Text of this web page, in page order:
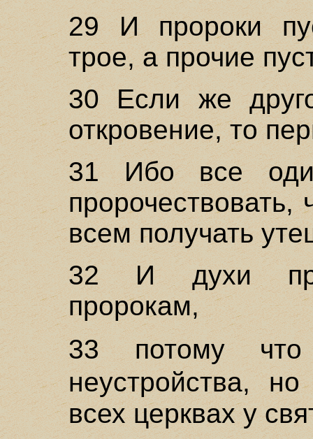
29 И пророки
трое, а прочие
30 Если же
откровение, то
31 Ибо все
пророчествовать,
всем получать
32 И духи
пророкам,
33 потому
неустройства,
всех церквах у